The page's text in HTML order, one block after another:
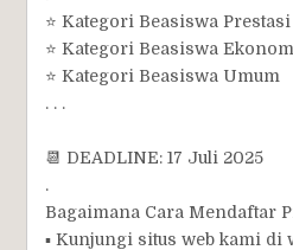
⭐ Kategori Beasiswa Prestasi
⭐ Kategori Beasiswa
⭐ Kategori Beasiswa Umum
. . .
📆 DEADLINE: 17 Juli 2025
.
Bagaimana Cara Mendaftar
▪ Kunjungi situs web kami di